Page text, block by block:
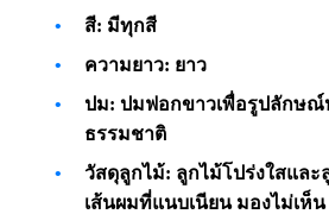
สี: มีทุกสี
ความยาว: ยาว
ปม: ปมฟอกขาวเพื่อรูปลักษณ์
ธรรมชาติ
วัสดุลูกไม้: ลูกไม้โปร่งใสและ
เส้นผมที่แนบเนียน มองไม่เห็น